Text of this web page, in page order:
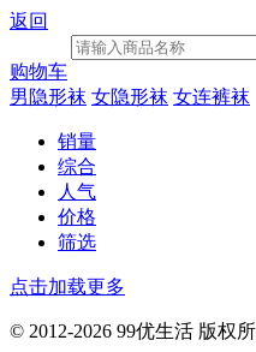
返回
购物车
男隐形袜 女隐形袜 女连裤袜
销量
综合
人气
价格
筛选
点击加载更多
© 2012-2026 99优生活 版权